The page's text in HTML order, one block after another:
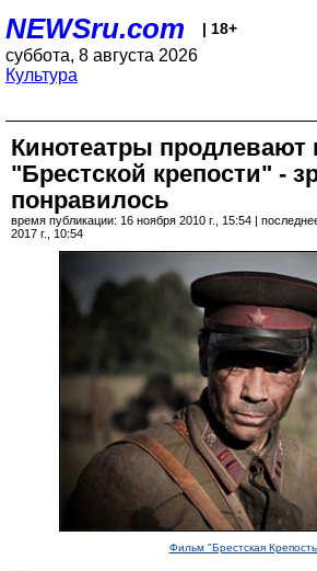
NEWSru.com | 18+
суббота, 8 августа 2026
Культура
Кинотеатры продлевают
"Брестской крепости" -
понравилось
время публикации: 16 ноября 2010 г., 15:54 |
2017 г., 10:54
Фильм "Брестская